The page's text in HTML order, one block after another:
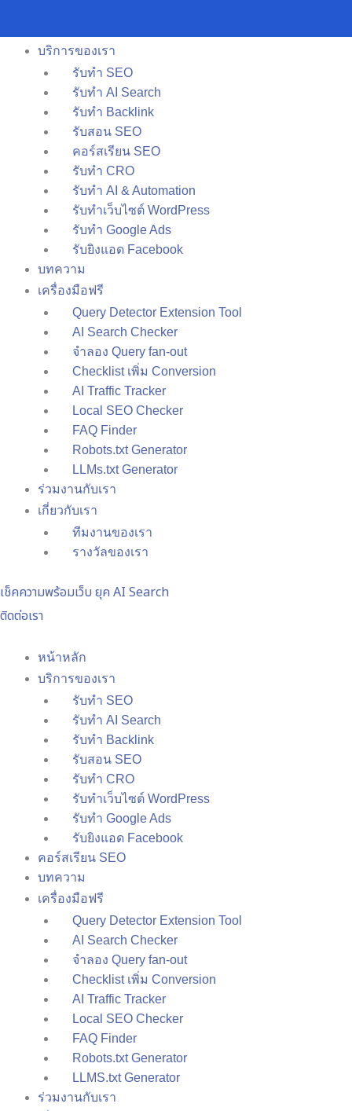
content
Menu
บริการของเรา
รับทำ SEO
รับทำ AI Search
รับทำ Backlink
รับสอน SEO
คอร์สเรียน SEO
รับทำ CRO
รับทำ AI & Automation
รับทำเว็บไซต์ WordPress
รับทำ Google Ads
รับยิงแอด Facebook
บทความ
เครื่องมือฟรี
Query Detector Extension Tool
AI Search Checker
จำลอง Query fan-out
Checklist เพิ่ม Conversion
AI Traffic Tracker
Local SEO Checker
FAQ Finder
Robots.txt Generator
LLMs.txt Generator
ร่วมงานกับเรา
เกี่ยวกับเรา
ทีมงานของเรา
รางวัลของเรา
เช็คความพร้อมเว็บ ยุค AI Search
ติดต่อเรา
หน้าหลัก
บริการของเรา
รับทำ SEO
รับทำ AI Search
รับทำ Backlink
รับสอน SEO
รับทำ CRO
รับทำเว็บไซต์ WordPress
รับทำ Google Ads
รับยิงแอด Facebook
คอร์สเรียน SEO
บทความ
เครื่องมือฟรี
Query Detector Extension Tool
AI Search Checker
จำลอง Query fan-out
Checklist เพิ่ม Conversion
AI Traffic Tracker
Local SEO Checker
FAQ Finder
Robots.txt Generator
LLMS.txt Generator
ร่วมงานกับเรา